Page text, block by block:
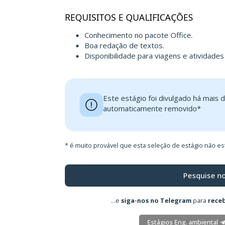
REQUISITOS E QUALIFICAÇÕES
Conhecimento no pacote Office.
Boa redação de textos.
Disponibilidade para viagens e
Este estágio foi divulgado há mais
automaticamente removido*
* é muito provável que esta seleção de estágio não
Pesquise
...e siga-nos no Telegram para
Estágios Eng. ambiental